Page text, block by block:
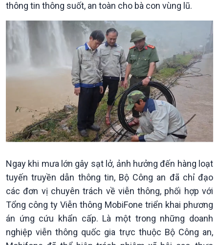
Chính trị
Tin Chính trị
Chính phủ với người dân
Quốc hội với cử tri
Thế giới
Tin thế giới
Vấn đề quốc tế
Hồ sơ sự kiện quốc tế
thông tin thông suốt, an toàn cho bà con vùng lũ.
Ngay khi mưa lớn gây sạt lở, ảnh hưởng đến hàng loạt
tuyến truyền dẫn thông tin, Bộ Công an đã chỉ đạo
các đơn vị chuyên trách về viễn thông, phối hợp với
Tổng công ty Viễn thông MobiFone triển khai phương
án ứng cứu khẩn cấp. Là một trong những doanh
nghiệp viễn thông quốc gia trực thuộc Bộ Công an,